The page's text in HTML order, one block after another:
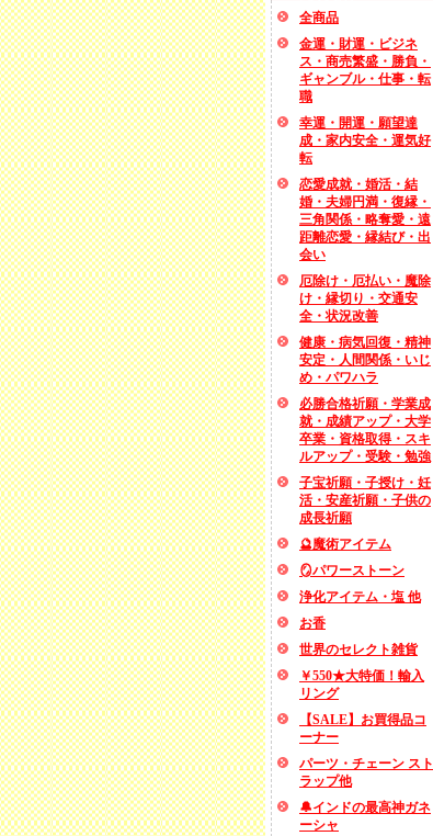
／ SALE品
全商品
金運・財運・ビジネ
ス・商売繁盛・勝負・
ギャンブル・仕事・転
職
幸運・開運・願望達
成・家内安全・運気好
転
恋愛成就・婚活・結
婚・夫婦円満・復縁・
三角関係・略奪愛・遠
距離恋愛・縁結び・出
会い
厄除け・厄払い・魔除
け・縁切り・交通安
全・状況改善
健康・病気回復・精神
安定・人間関係・いじ
め・パワハラ
必勝合格祈願・学業成
就・成績アップ・大学
卒業・資格取得・スキ
ルアップ・受験・勉強
子宝祈願・子授け・妊
活・安産祈願・子供の
成長祈願
🔮魔術アイテム
🪞パワーストーン
浄化アイテム・塩 他
お香
世界のセレクト雑貨
￥550★大特価！輸入
リング
【SALE】お買得品コ
ーナー
パーツ・チェーン スト
ラップ他
🔔インドの最高神ガネ
ーシャ